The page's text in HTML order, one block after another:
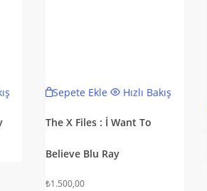
Sepete Ekle Hızlı Bakış
The X Files : İ Want To
Believe Blu Ray
₺1.500,00